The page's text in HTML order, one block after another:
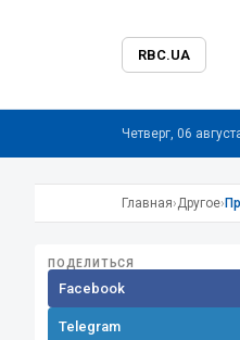
RBC.UA
Четверг, 06
Главная›Другое›
ПОДЕЛИТЬСЯ
Facebook
Telegram